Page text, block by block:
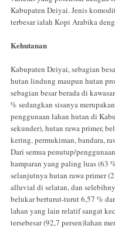
Kabupaten Deiyai. Jenis
terbesar ialah Kopi Arabika
Kehutanan
Kabupaten Deiyai, sebagian
hutan lindung maupun hutan
sebagian besar berada di
% sedangkan sisanya
penggunaan lahan hutan di
sekunder), hutan rawa primer,
kering, permukiman, bandara,
Dari semua penutup/
hamparan yang paling luas (63
selanjutnya hutan rawa primer
alluvial di selatan, dan
belukar berturut-turut 6,57 %
lahan yang lain relatif sangat
tersebesar (92,7 persen)lahan